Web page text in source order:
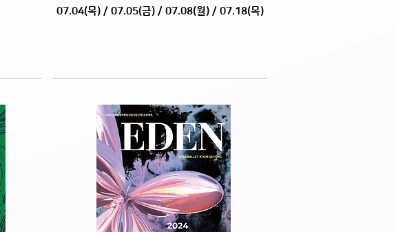
07.04(목) / 07.05(금) / 07.08(월) / 07.18(목)